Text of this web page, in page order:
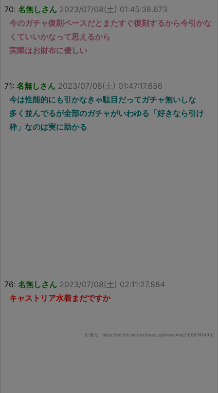
70: 名無しさん 2023/07/08(土) 01:45:38.673
今のガチャ復刻ペースだとまたすぐ復刻するから今引かな
くていいかなって思えるから
実際はお財布に優しい
71: 名無しさん 2023/07/08(土) 01:47:17.656
今は性能的にも引かなきゃ駄目だってガチャ無いしな
多く並んでるが全部のガチャがいわゆる「好きなら引け
枠」なのは実に助かる
76: 名無しさん 2023/07/08(土) 02:11:27.884
キャストリア水着まだですか
引用元：https://mi.5ch.net/test/read.cgi/news4vip/1688741403/